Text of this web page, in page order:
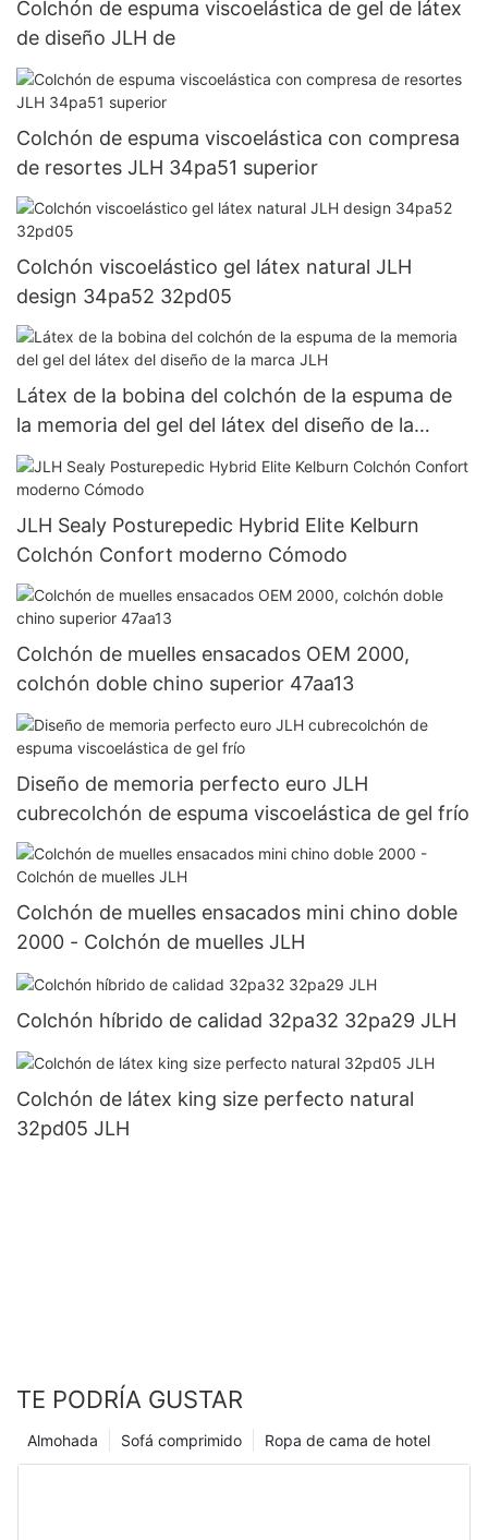
Colchón de espuma viscoelástica de gel de látex
de diseño JLH de
Colchón de espuma viscoelástica con compresa
de resortes JLH 34pa51 superior
Colchón viscoelástico gel látex natural JLH
design 34pa52 32pd05
Látex de la bobina del colchón de la espuma de
la memoria del gel del látex del diseño de la
marca JLH
JLH Sealy Posturepedic Hybrid Elite Kelburn
Colchón Confort moderno Cómodo
Colchón de muelles ensacados OEM 2000,
colchón doble chino superior 47aa13
Diseño de memoria perfecto euro JLH
cubrecolchón de espuma viscoelástica de gel frío
Colchón de muelles ensacados mini chino doble
2000 - Colchón de muelles JLH
Colchón híbrido de calidad 32pa32 32pa29 JLH
Colchón de látex king size perfecto natural
32pd05 JLH
TE PODRÍA GUSTAR
Ropa de cama de hotel
Sofá comprimido
Almohada